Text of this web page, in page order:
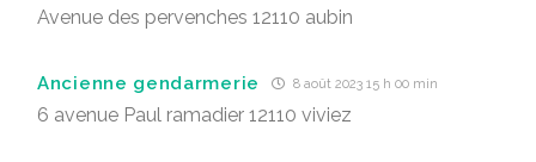
Avenue des pervenches 12110 aubin
Ancienne gendarmerie 8 août 2023 15 h 00 min
6 avenue Paul ramadier 12110 viviez